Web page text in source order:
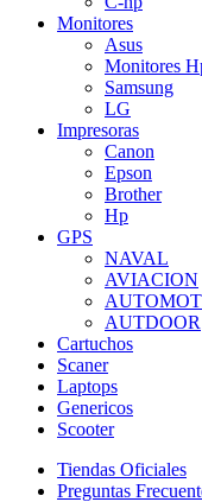
Monitores
Asus
Monitores
Samsung
LG
Impresoras
Canon
Epson
Brother
Hp
GPS
NAVAL
AVIACION
AUTDOOR
Cartuchos
Scaner
Laptops
Genericos
Scooter
Tiendas Oficiales
Preguntas